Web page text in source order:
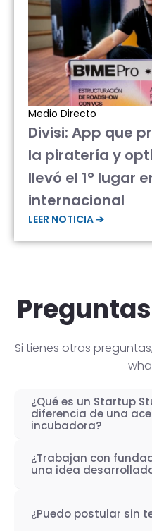
Medio Directo
Divisi: App que
la piratería y
llevó el 1° lugar
internacional
LEER NOTICIA ➔
Si tienes otras
¿Qué es un Startup
diferencia de una
incubadora?
Un Startup Studio es
de construir startups
con experiencia.
¿Trabajan con
una idea
Startup Studio es
¿Puedo postular sin